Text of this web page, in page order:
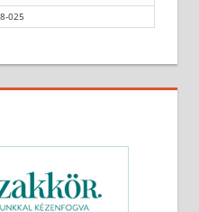
025